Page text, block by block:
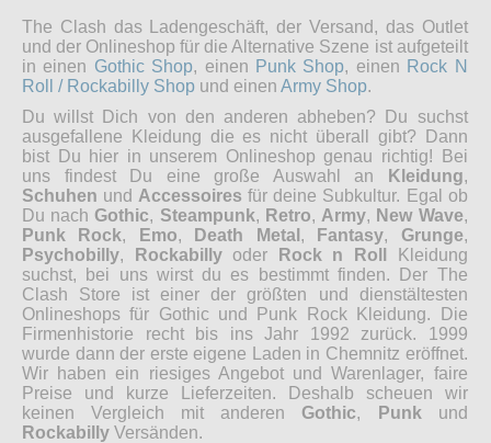
The Clash das Ladengeschäft, der Versand, das Outlet
und der Onlineshop für die Alternative Szene ist aufgeteilt
in einen Gothic Shop, einen Punk Shop, einen Rock N
Roll / Rockabilly Shop und einen Army Shop.
Du willst Dich von den anderen abheben? Du suchst
ausgefallene Kleidung die es nicht überall gibt? Dann
bist Du hier in unserem Onlineshop genau richtig! Bei
uns findest Du eine große Auswahl an
Kleidung,
Schuhen und Accessoires für deine Subkultur. Egal ob
Du nach Gothic, Steampunk, Retro, Army, New Wave,
Punk Rock, Emo, Death Metal , Fantasy, Grunge,
Psychobilly, Rockabillyoder Rock n Roll
Kleidung
suchst, bei uns wirst du es bestimmt finden. Der The
Clash Store ist einer der größten und dienstältesten
Onlineshops für Gothic und Punk Rock Kleidung. Die
Firmenhistorie recht bis ins Jahr 1992 zurück. 1999
wurde dann der erste eigene Laden in Chemnitz eröffnet.
Wir haben ein riesiges Angebot und Warenlager, faire
Preise und kurze Lieferzeiten. Deshalb scheuen wir
keinen Vergleich mit anderen Gothic, Punk und
Rockabilly Versänden.